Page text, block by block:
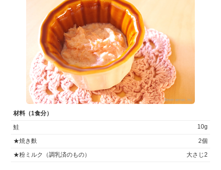
材料（1食分）
鮭
10g
★焼き麩
2個
★粉ミルク（調乳済のもの）
大さじ2